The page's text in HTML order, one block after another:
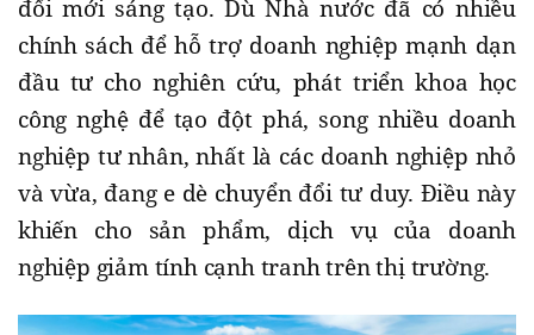
đổi mới sáng tạo. Dù Nhà nước đã có nhiều
chính sách để hỗ trợ doanh nghiệp mạnh dạn
đầu tư cho nghiên cứu, phát triển khoa học
công nghệ để tạo đột phá, song nhiều doanh
nghiệp tư nhân, nhất là các doanh nghiệp nhỏ
và vừa, đang e dè chuyển đổi tư duy. Điều này
khiến cho sản phẩm, dịch vụ của doanh
nghiệp giảm tính cạnh tranh trên thị trường.